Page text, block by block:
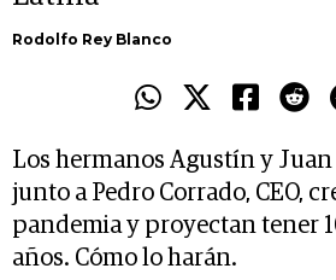
Rodolfo Rey Blanco
Los hermanos Agustín y
junto a Pedro Corrado, CEO,
pandemia y proyectan tener
años. Cómo lo harán.